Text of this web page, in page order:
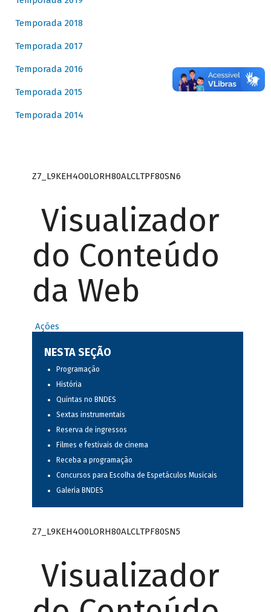
Temporada 2018
Temporada 2017
Temporada 2016
Temporada 2015
Temporada 2014
Z7_L9KEH4O0LORH80ALCLTPF80SN6
Visualizador
do Conteúdo
da Web
Ações
NESTA SEÇÃO
Programação
História
Quintas no BNDES
Sextas instrumentais
Reserva de ingressos
Filmes e festivais de cinema
Receba a programação
Concursos para Escolha de Espetáculos Musicais
Galeria BNDES
Z7_L9KEH4O0LORH80ALCLTPF80SN5
Visualizador